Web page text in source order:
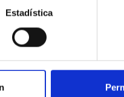
Estadística
de privacidad
legal